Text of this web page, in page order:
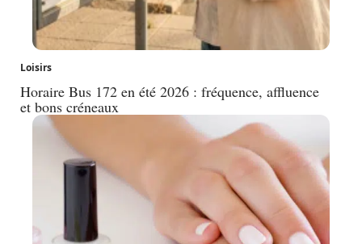
Loisirs
Horaire Bus 172 en été 2026 : fréquence, affluence
et bons créneaux